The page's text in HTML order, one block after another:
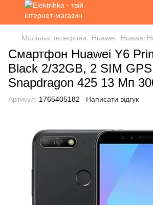
Мобільні телефони Huawei Huawei
Смартфон Huawei Y6
Black 2/32GB, 2 SIM
Snapdragon 425 13 Мп
Артикул: 1765405182 Написати відгук